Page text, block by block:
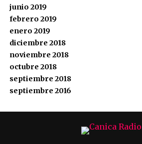
junio 2019
febrero 2019
enero 2019
diciembre 2018
noviembre 2018
octubre 2018
septiembre 2018
septiembre 2016